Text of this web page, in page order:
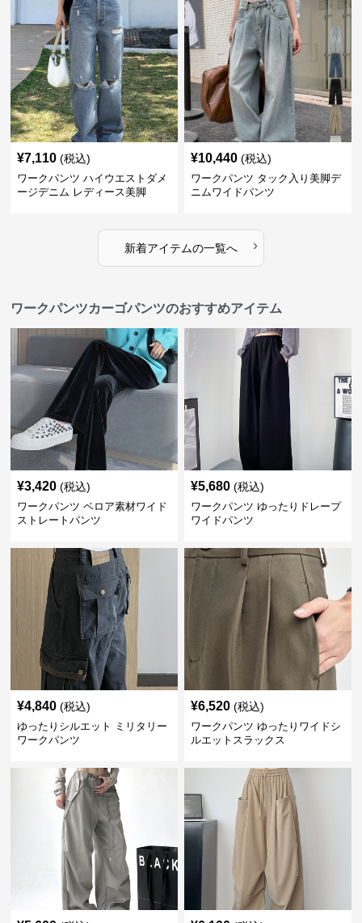
¥7,110 (税込)
ワークパンツ ハイウエストダメ
ージデニム レディース美脚
¥10,440 (税込)
ワークパンツ タック入り美脚デ
ニムワイドパンツ
新着アイテムの一覧へ ›
ワークパンツカーゴパンツのおすすめアイテム
¥3,420 (税込)
ワークパンツ ベロア素材ワイド
ストレートパンツ
¥5,680 (税込)
ワークパンツ ゆったりドレープ
ワイドパンツ
¥4,840 (税込)
ゆったりシルエット ミリタリー
ワークパンツ
¥6,520 (税込)
ワークパンツ ゆったりワイドシ
ルエットスラックス